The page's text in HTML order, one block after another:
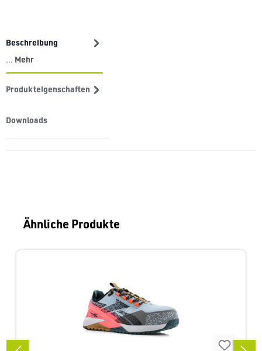
Beschreibung
… Mehr
Produkteigenschaften
Downloads
Produktgalerie überspringen
Ähnliche Produkte